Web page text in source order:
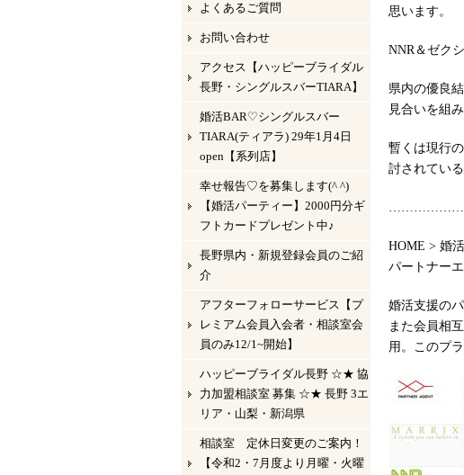
思います。
NNR＆ゼク
県内の優良
見合いを組
暫くは現行
討されてい
HOME > 婚
パートナー
婚活支援の
また会員相
用。このプ
よくあるご質問
お問い合わせ
アクセス【ハッピーブライダル
長野・シングルスバーTIARA】
婚活BAR♡シングルスバー
TIARA(ティアラ) 29年1月4日
open【系列店】
幸せ報告♡を募集します(^ ^)
【婚活パーティー】2000円分ギ
フトカードプレゼント中♪
長野県内・新規登録会員のご紹
介
アフターフォローサービス【プ
レミアム会員入会者・相談室会
員のみ12/1~開始】
ハッピーブライダル長野 ☆★ 協
力加盟相談室 募集 ☆★ 長野 3エ
リア・山梨・新潟県
相談室 定休日変更のご案内！
【令和2・7月度より月曜・火曜